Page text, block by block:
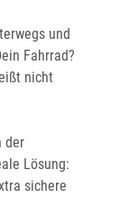
und
Fahrrad?
nicht
der
Lösung:
sichere